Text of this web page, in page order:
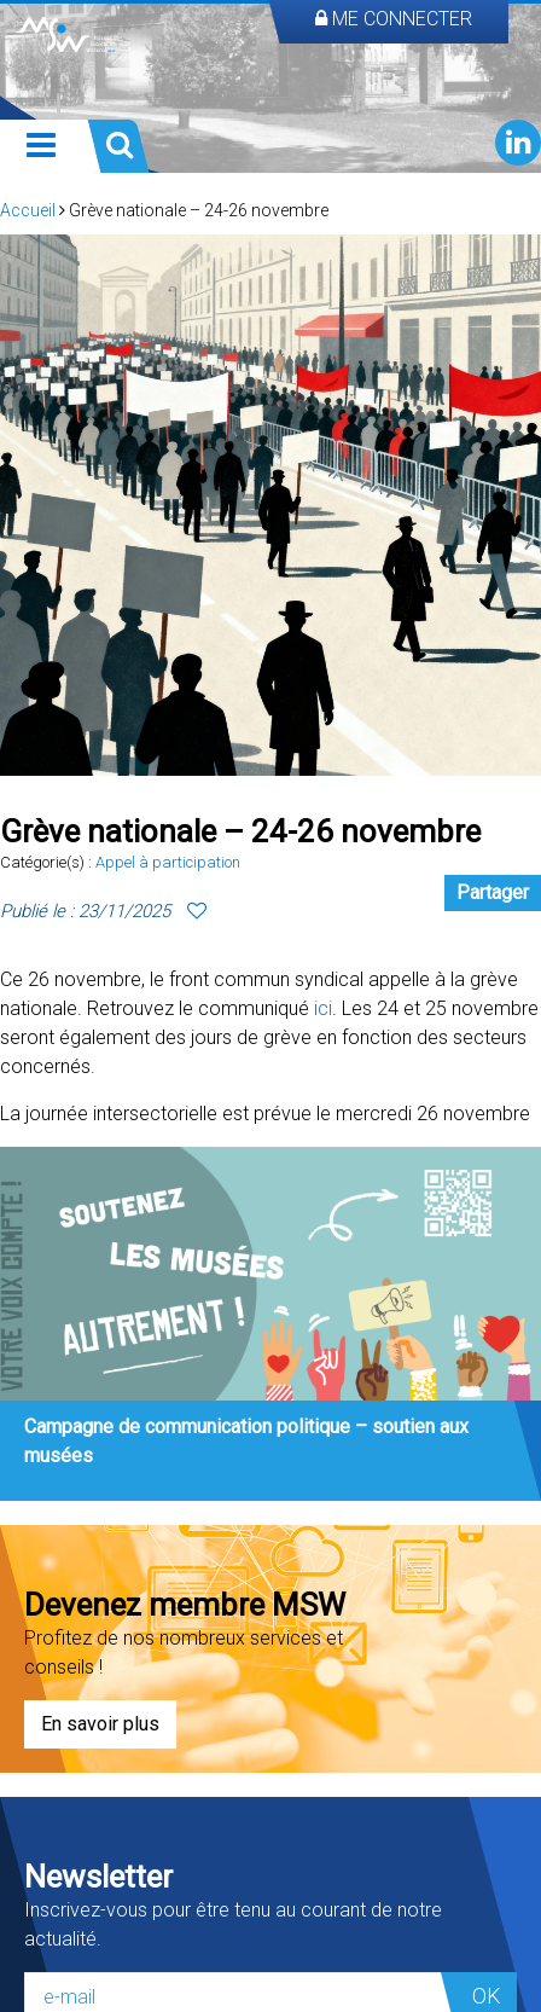
ME CONNECTER
Accueil Grève nationale – 24-26 novembre
Grève nationale – 24-26 novembre
Catégorie(s) : Appel à participation
Publié le : 23/11/2025
Partager
Ce 26 novembre, le front commun syndical appelle à la grève
nationale. Retrouvez le communiqué ici. Les 24 et 25 novembre
seront également des jours de grève en fonction des secteurs
concernés.
La journée intersectorielle est prévue le mercredi 26 novembre
Campagne de communication politique – soutien aux
musées
Devenez membre MSW
Profitez de nos nombreux services et
conseils !
En savoir plus
Newsletter
Inscrivez-vous pour être tenu au courant de notre
actualité.
OK